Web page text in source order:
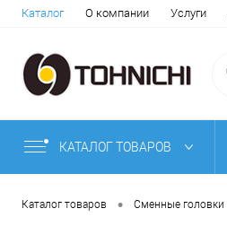
Каталог О компании Услуги
КАТАЛОГ ТОВАРОВ
Каталог товаров • Сменные головки